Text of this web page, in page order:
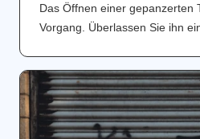
Das Öffnen einer gepanzerten
Vorgang. Überlassen Sie ihn